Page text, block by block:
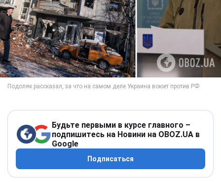
Будьте первыми в курсе главного –
подпишитесь на Новини на OBOZ.UA в
Google
Подписаться